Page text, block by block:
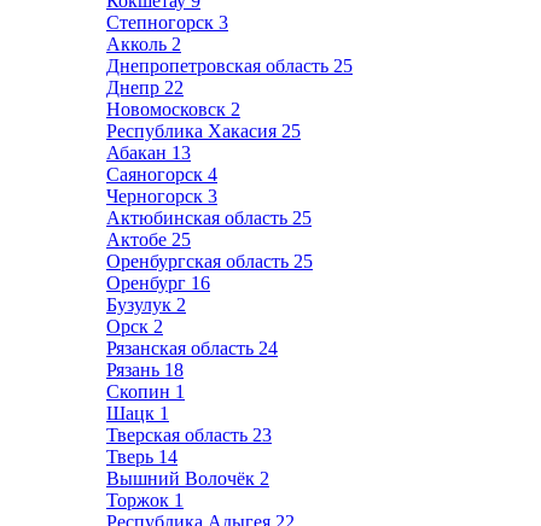
Степногорск 3
Акколь 2
Днепропетровская область 25
Днепр 22
Новомосковск 2
Республика Хакасия 25
Абакан 13
Саяногорск 4
Черногорск 3
Актюбинская область 25
Актобе 25
Оренбургская область 25
Оренбург 16
Бузулук 2
Орск 2
Рязанская область 24
Рязань 18
Скопин 1
Шацк 1
Тверская область 23
Тверь 14
Вышний Волочёк 2
Торжок 1
Республика Адыгея 22